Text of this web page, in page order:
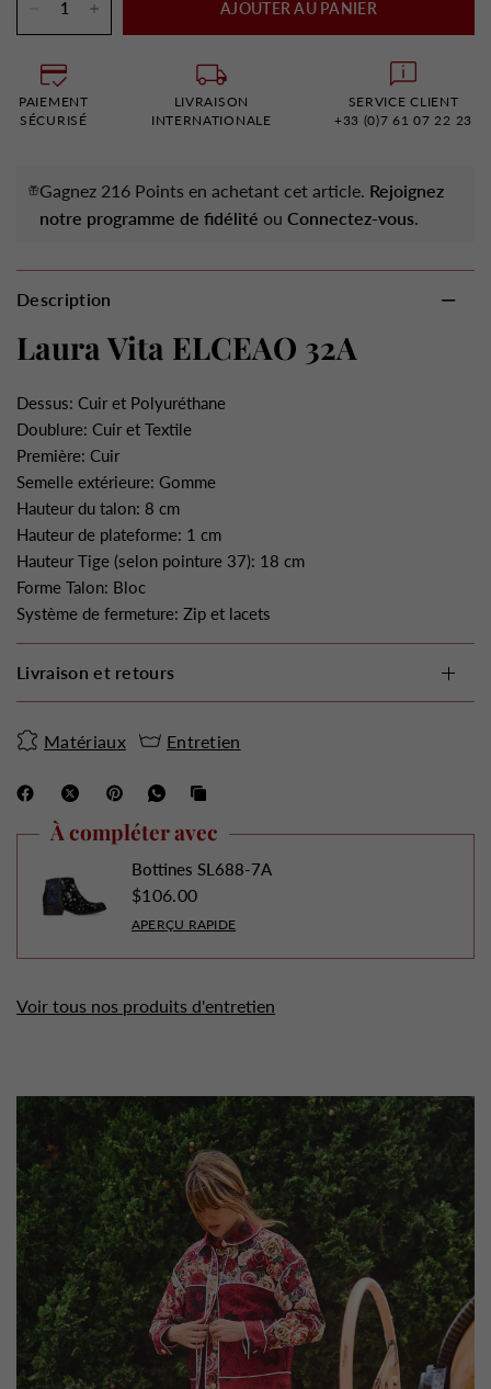
AJOUTER AU PANIER
PAIEMENT
SÉCURISÉ
LIVRAISON
INTERNATIONALE
SERVICE CLIENT
+33 (0)7 61 07 22 23
Gagnez 216 Points en achetant cet article. Rejoignez
notre programme de fidélité ou Connectez-vous.
Description
Laura Vita ELCEAO 32A
Dessus: Cuir et Polyuréthane
Doublure: Cuir et Textile
Première: Cuir
Semelle extérieure: Gomme
Hauteur du talon: 8 cm
Hauteur de plateforme: 1 cm
Hauteur Tige (selon pointure 37): 18 cm
Forme Talon: Bloc
Système de fermeture: Zip et lacets
Livraison et retours
Matériaux Entretien
À compléter avec
Bottines SL688-7A
$106.00
APERÇU RAPIDE
Voir tous nos produits d'entretien